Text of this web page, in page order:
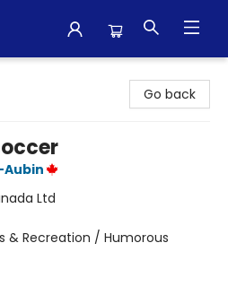
Go back
Aubin
Ltd
& Recreation / Humorous